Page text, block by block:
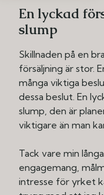
En lyckad
slump
Skillnaden på en
försäljning är stor.
många viktiga
dessa beslut. En
slump, den är
viktigare än man
Tack vare min
engagemang,
intresse för yrket